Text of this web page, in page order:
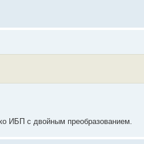
ИБП с двойным преобразованием.